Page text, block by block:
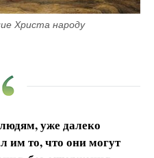
Христа народу
уже далеко
им то, что они могут